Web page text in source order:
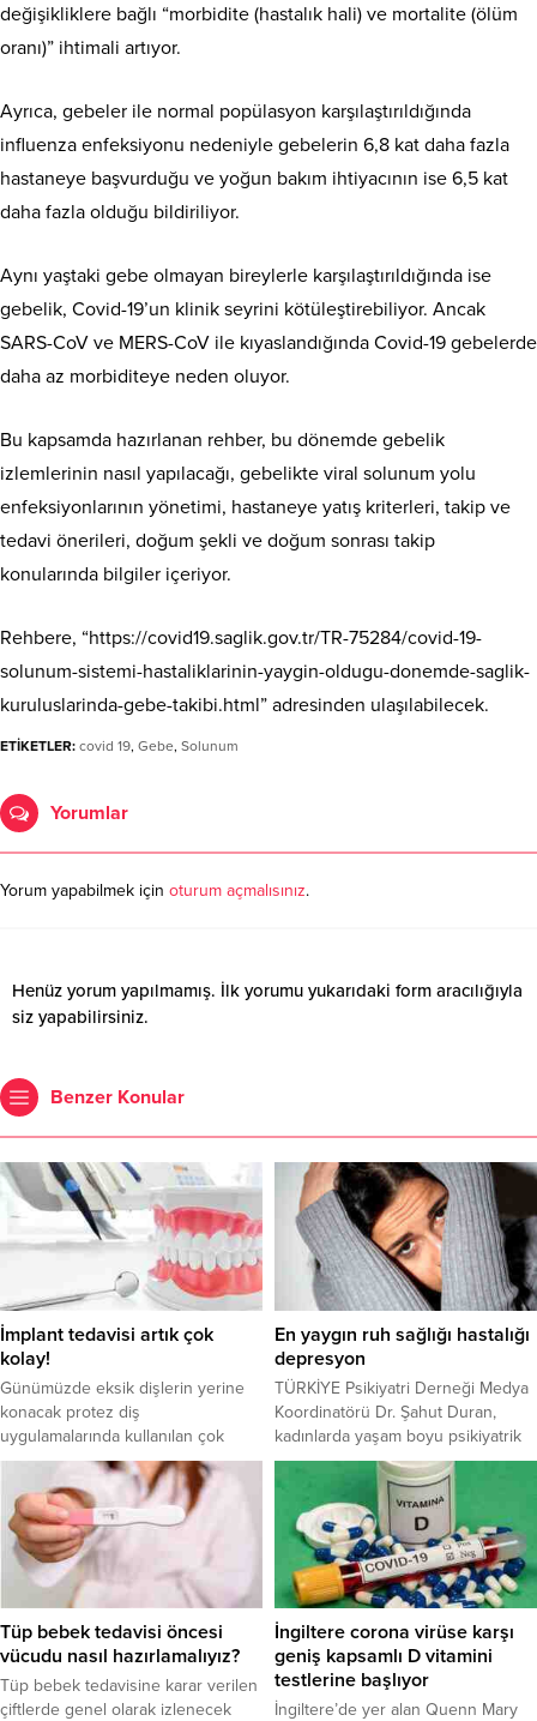
değişikliklere bağlı “morbidite (hastalık hali) ve mortalite (ölüm
oranı)” ihtimali artıyor.
Ayrıca, gebeler ile normal popülasyon karşılaştırıldığında
influenza enfeksiyonu nedeniyle gebelerin 6,8 kat daha fazla
hastaneye başvurduğu ve yoğun bakım ihtiyacının ise 6,5 kat
daha fazla olduğu bildiriliyor.
Aynı yaştaki gebe olmayan bireylerle karşılaştırıldığında ise
gebelik, Covid-19’un klinik seyrini kötüleştirebiliyor. Ancak
SARS-CoV ve MERS-CoV ile kıyaslandığında Covid-19 gebelerde
daha az morbiditeye neden oluyor.
Bu kapsamda hazırlanan rehber, bu dönemde gebelik
izlemlerinin nasıl yapılacağı, gebelikte viral solunum yolu
enfeksiyonlarının yönetimi, hastaneye yatış kriterleri, takip ve
tedavi önerileri, doğum şekli ve doğum sonrası takip
konularında bilgiler içeriyor.
Rehbere, “https://covid19.saglik.gov.tr/TR-75284/covid-19-
solunum-sistemi-hastaliklarinin-yaygin-oldugu-donemde-saglik-
kuruluslarinda-gebe-takibi.html” adresinden ulaşılabilecek.
ETİKETLER: covid 19, Gebe, Solunum
Yorumlar
Yorum yapabilmek için oturum açmalısınız.
Henüz yorum yapılmamış. İlk yorumu yukarıdaki form aracılığıyla
siz yapabilirsiniz.
Benzer Konular
İmplant tedavisi artık çok
kolay!
Günümüzde eksik dişlerin yerine
konacak protez diş
uygulamalarında kullanılan çok
değişik materyal ve çeşitli
yöntemler var. Dental implantların
doğal diş yapısına en uygun
alternatif olduğunu
vurgulayan Ağız, Diş ve Çene
Cerrahisi Uzmanı Yrd. Doç. Dr.
Ayşe Yılmaz, implant uygulamasının
genellikle muayenehane
koşullarında ve lokal anestezi
altında yapılabilir olmasının da
önemli bir...
En yaygın ruh sağlığı hastalığı
depresyon
TÜRKİYE Psikiyatri Derneği Medya
Koordinatörü Dr. Şahut Duran,
kadınlarda yaşam boyu psikiyatrik
hastalık riskinin erkeklere göre 2
kat fazla olduğunu belirterek, en
yaygın ruh sağlığı hastalığının
depresyon olduğunu kaydetti.
Tüp bebek tedavisi öncesi
vücudu nasıl hazırlamalıyız?
Tüp bebek tedavisine karar verilen
çiftlerde genel olarak izlenecek
İngiltere corona virüse karşı
geniş kapsamlı D vitamini
testlerine başlıyor
İngiltere’de yer alan Quenn Mary